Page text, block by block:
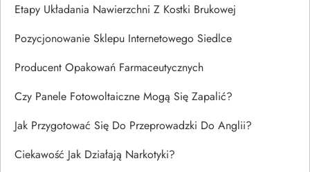
Etapy Układania Nawierzchni Z Kostki Brukowej
Pozycjonowanie Sklepu Internetowego Siedlce
Producent Opakowań Farmaceutycznych
Czy Panele Fotowoltaiczne Mogą Się Zapalić?
Jak Przygotować Się Do Przeprowadzki Do Anglii?
Ciekawość Jak Działają Narkotyki?